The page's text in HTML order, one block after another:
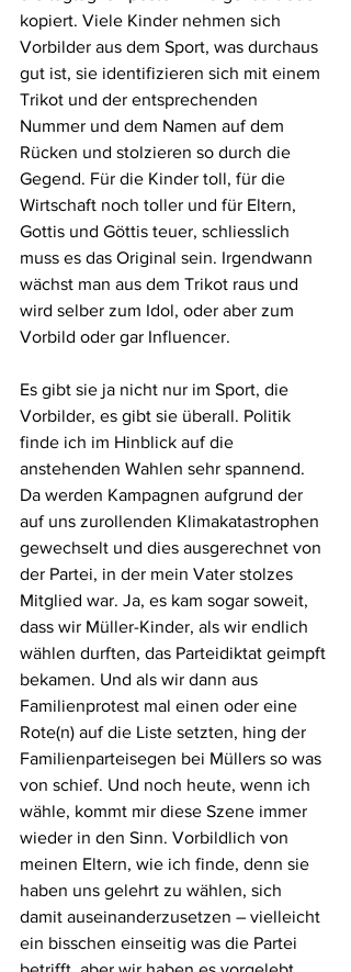
kopiert. Viele Kinder nehmen sich
Vorbilder aus dem Sport, was durchaus
gut ist, sie identifizieren sich mit einem
Trikot und der entsprechenden
Nummer und dem Namen auf dem
Rücken und stolzieren so durch die
Gegend. Für die Kinder toll, für die
Wirtschaft noch toller und für Eltern,
Gottis und Göttis teuer, schliesslich
muss es das Original sein. Irgendwann
wächst man aus dem Trikot raus und
wird selber zum Idol, oder aber zum
Vorbild oder gar Influencer.
Es gibt sie ja nicht nur im Sport, die
Vorbilder, es gibt sie überall. Politik
finde ich im Hinblick auf die
anstehenden Wahlen sehr spannend.
Da werden Kampagnen aufgrund der
auf uns zurollenden Klimakatastrophen
gewechselt und dies ausgerechnet von
der Partei, in der mein Vater stolzes
Mitglied war. Ja, es kam sogar soweit,
dass wir Müller-Kinder, als wir endlich
wählen durften, das Parteidiktat geimpft
bekamen. Und als wir dann aus
Familienprotest mal einen oder eine
Rote(n) auf die Liste setzten, hing der
Familienparteisegen bei Müllers so was
von schief. Und noch heute, wenn ich
wähle, kommt mir diese Szene immer
wieder in den Sinn. Vorbildlich von
meinen Eltern, wie ich finde, denn sie
haben uns gelehrt zu wählen, sich
damit auseinanderzusetzen – vielleicht
ein bisschen einseitig was die Partei